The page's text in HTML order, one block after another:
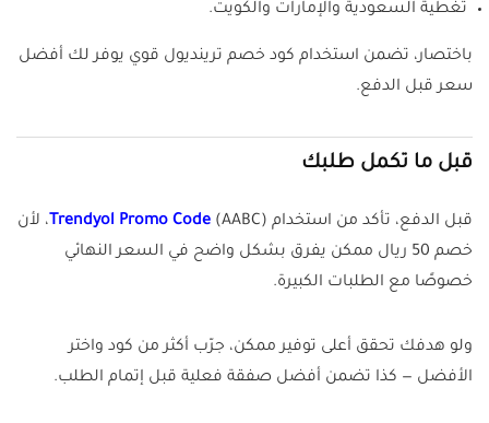
تغطية السعودية والإمارات والكويت.
باختصار، تضمن استخدام كود خصم ترينديول قوي يوفر لك أفضل
سعر قبل الدفع.
قبل ما تكمل طلبك
قبل الدفع، تأكد من استخدام Trendyol Promo Code (AABC)، لأن
خصم 50 ريال ممكن يفرق بشكل واضح في السعر النهائي
خصوصًا مع الطلبات الكبيرة.
ولو هدفك تحقق أعلى توفير ممكن، جرّب أكثر من كود واختر
الأفضل — كذا تضمن أفضل صفقة فعلية قبل إتمام الطلب.